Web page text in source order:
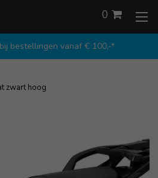
bestellingen vanaf € 100,-*
0
zwart hoog